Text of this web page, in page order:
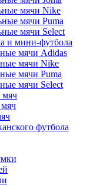
мячи Nike
мячи Puma
мячи Select
и мини-футбола
мячи Adidas
мячи Nike
мячи Puma
мячи Select
мяч
футбола